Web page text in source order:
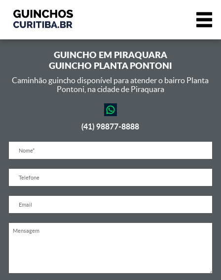
GUINCHO EM PIRAQUARA
GUINCHO PLANTA PONTONI
Caminhão guincho disponível para atender o bairro Planta
Pontoni, na cidade de Piraquara
(41) 98877-8888